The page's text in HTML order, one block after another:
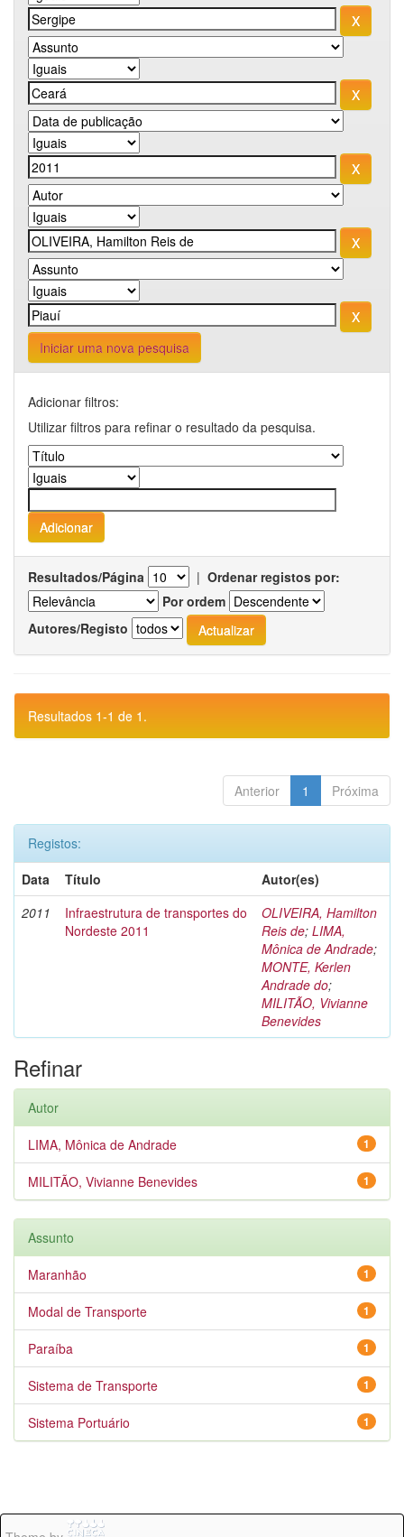
Iniciar uma nova pesquisa
Adicionar filtros:
Utilizar filtros para refinar o resultado da pesquisa.
Resultados/Página | Ordenar registos por:
Por ordem
Autores/Registo
Resultados 1-1 de 1.
Anterior 1 Próxima
Registos:
Data
Título
Autor(es)
2011
Infraestrutura de transportes do
Nordeste 2011
OLIVEIRA, Hamilton
Reis de; LIMA,
Mônica de Andrade;
MONTE, Kerlen
Andrade do;
MILITÃO, Vivianne
Benevides
Refinar
Autor
1
LIMA, Mônica de Andrade
1
MILITÃO, Vivianne Benevides
Assunto
1
Maranhão
1
Modal de Transporte
1
Paraíba
1
Sistema de Transporte
1
Sistema Portuário